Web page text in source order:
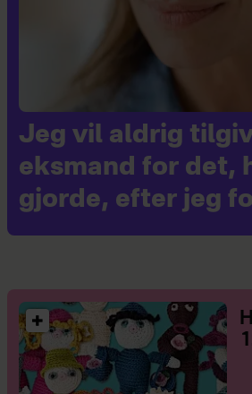
Jeg vil aldrig
eksmand for det,
gjorde, efter jeg